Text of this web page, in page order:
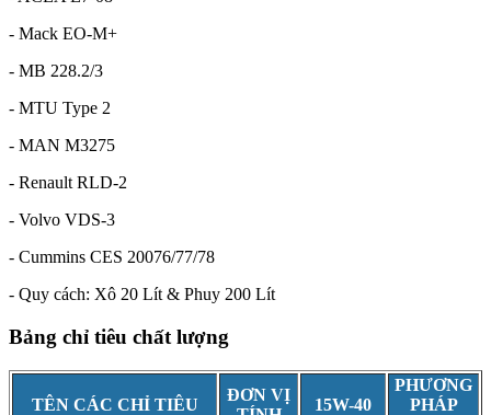
- Mack EO-M+
- MB 228.2/3
- MTU Type 2
- MAN M3275
- Renault RLD-2
- Volvo VDS-3
- Cummins CES 20076/77/78
- Quy cách: Xô 20 Lít & Phuy 200 Lít
Bảng chỉ tiêu chất lượng
TÊN CÁC CHỈ TIÊU
ĐƠN VỊ
15W-40
PHƯƠNG
PHÁP